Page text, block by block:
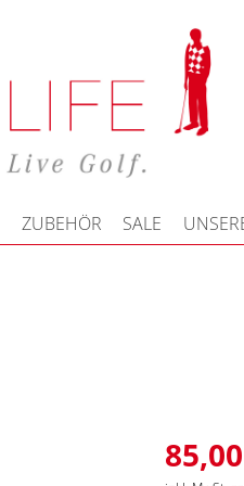
ZUBEHÖR SALE